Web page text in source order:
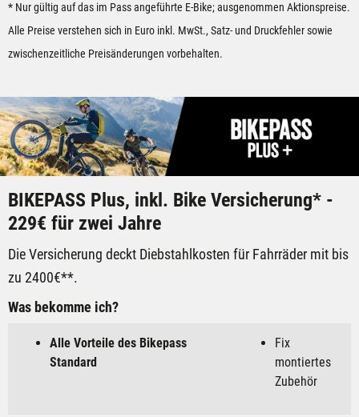
* Nur gültig auf das im Pass angeführte E-Bike; ausgenommen Aktionspreise.
Alle Preise verstehen sich in Euro inkl. MwSt., Satz- und Druckfehler sowie
zwischenzeitliche Preisänderungen vorbehalten.
BIKEPASS Plus, inkl. Bike Versicherung* -
229€ für zwei Jahre
Die Versicherung deckt Diebstahlkosten für Fahrräder mit bis
zu 2400€**.
Was bekomme ich?
Alle Vorteile des Bikepass
Standard
Fix
montiertes
Zubehör